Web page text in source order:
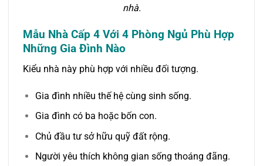
nhà.
Mẫu Nhà Cấp 4 Với 4 Phòng Ngủ Phù Hợp
Những Gia Đình Nào
Kiểu nhà này phù hợp với nhiều đối tượng.
Gia đình nhiều thế hệ cùng sinh sống.
Gia đình có ba hoặc bốn con.
Chủ đầu tư sở hữu quỹ đất rộng.
Người yêu thích không gian sống thoáng đãng.